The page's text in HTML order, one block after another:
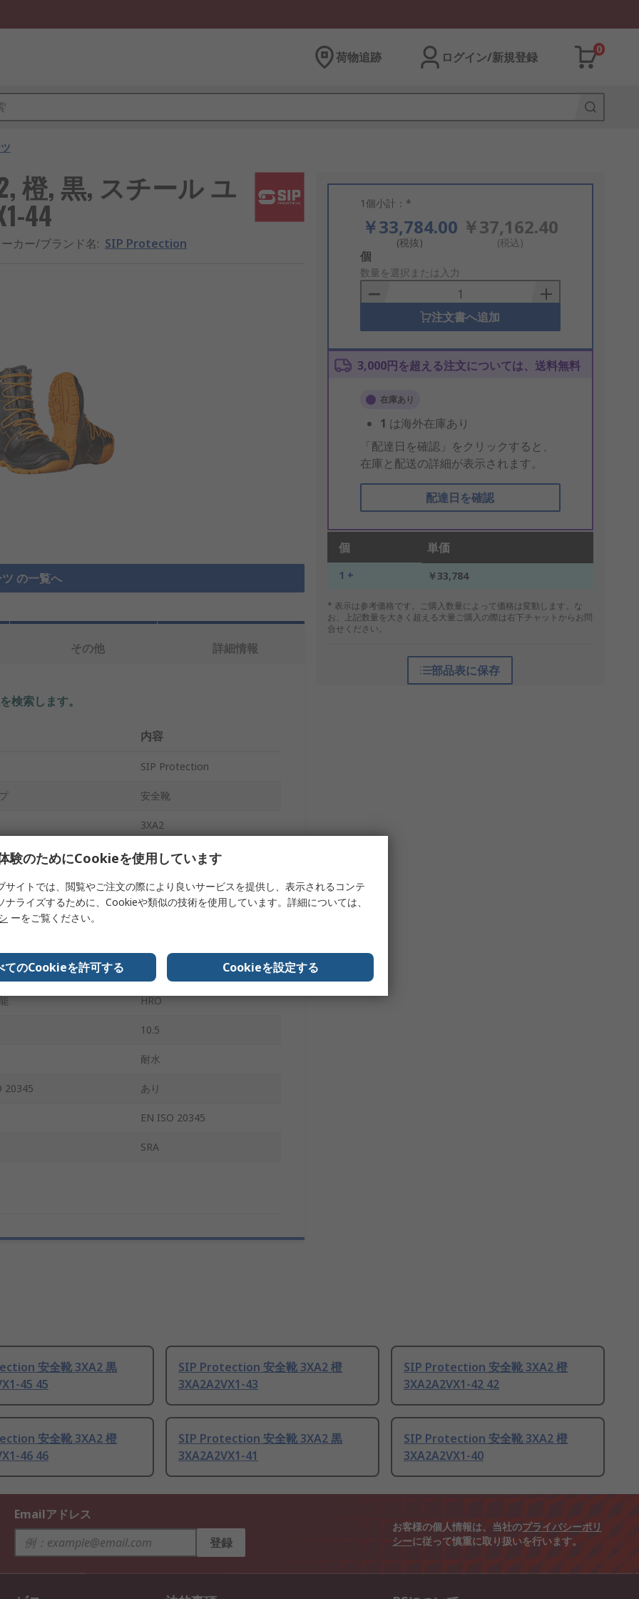
荷物追跡 ログイン/新規登録
0
橙, 黒, スチール ユ
44
カー/ブランド名: SIP Protection
の一覧へ
1個小計：*
￥33,784.00
(税抜)
￥37,162.40
(税込)
Add
to
Basket
個
数量を選択または入力
注文書へ追加
3,000円を超える注文については、送料無料
在庫あり
1 は海外在庫あり
「配達日を確認」をクリックすると、
在庫と配送の詳細が表示されます。
配達日を確認
個 単価
1 + ￥33,784
* 表示は参考価格です。ご購入数量によって価格は変動します。な
お、上記数量を大きく超える大量ご購入の際は右下チャットからお問
合せください。
部品表に保存
その他 詳細情報
検索します。
内容
SIP Protection
安全靴
3XA2
ユニセックス
9.5
HRO
10.5
耐水
20345 あり
EN ISO 20345
SRA
安全靴 3XA2 黒
45 45
SIP Protection 安全靴 3XA2 橙
3XA2A2VX1-43
SIP Protection 安全靴 3XA2 橙
3XA2A2VX1-42 42
安全靴 3XA2 橙
46 46
SIP Protection 安全靴 3XA2 黒
3XA2A2VX1-41
SIP Protection 安全靴 3XA2 橙
3XA2A2VX1-40
Emailアドレス
登録
お客様の個人情報は、当社のプライバシーポリ
シーに従って慎重に取り扱いを行います。
験のためにCookieを使用しています
サイトでは、閲覧やご注文の際により良いサービスを提供し、表示されるコンテ
ナライズするために、Cookieや類似の技術を使用しています。詳細については、
ーをご覧ください。
てのCookieを許可する Cookieを設定する